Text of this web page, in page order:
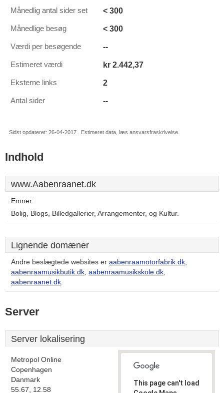
Månedlig antal sider set < 300
Månedlige besøg < 300
Værdi per besøgende --
Estimeret værdi kr 2.442,37
Eksterne links 2
Antal sider --
Sidst opdateret: 26-04-2017 . Estimeret data, læs ansvarsfraskrivelse.
Indhold
www.Aabenraanet.dk
Emner:
Bolig, Blogs, Billedgallerier, Arrangementer, og Kultur.
Lignende domæner
Andre beslægtede websites er aabenraamotorfabrik.dk,
aabenraamusikbutik.dk, aabenraamusikskole.dk,
aabenraanet.dk.
Server
Server lokalisering
Metropol Online
Copenhagen
Danmark
55.67, 12.58
This page can't load